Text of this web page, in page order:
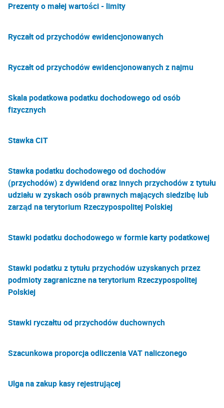
Prezenty o małej wartości - limity
Ryczałt od przychodów ewidencjonowanych
Ryczałt od przychodów ewidencjonowanych z najmu
Skala podatkowa podatku dochodowego od osób
fizycznych
Stawka CIT
Stawka podatku dochodowego od dochodów
(przychodów) z dywidend oraz innych przychodów z tytułu
udziału w zyskach osób prawnych mających siedzibę lub
zarząd na terytorium Rzeczypospolitej Polskiej
Stawki podatku dochodowego w formie karty podatkowej
Stawki podatku z tytułu przychodów uzyskanych przez
podmioty zagraniczne na terytorium Rzeczypospolitej
Polskiej
Stawki ryczałtu od przychodów duchownych
Szacunkowa proporcja odliczenia VAT naliczonego
Ulga na zakup kasy rejestrującej